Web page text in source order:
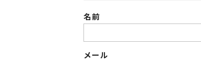
名前
メール